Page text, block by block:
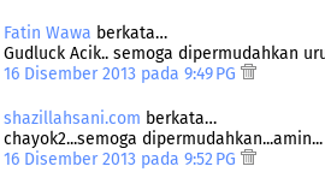
Fatin Wawa berkata…
Gudluck Acik.. semoga dipermudahkan
16 Disember 2013 pada 9:49 PG
shazillahsani.com berkata…
chayok2...semoga dipermudahkan...amin...
16 Disember 2013 pada 9:52 PG